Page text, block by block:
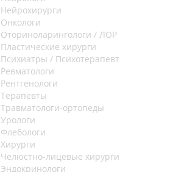
Нейрохирурги
Онкологи
Оториноларингологи / ЛОР
Пластические хирурги
Психиатры / Психотерапевт
Ревматологи
Рентгенологи
Терапевты
Травматологи-ортопеды
Урологи
Флебологи
Хирурги
Челюстно-лицевые хирурги
Эндокринологи